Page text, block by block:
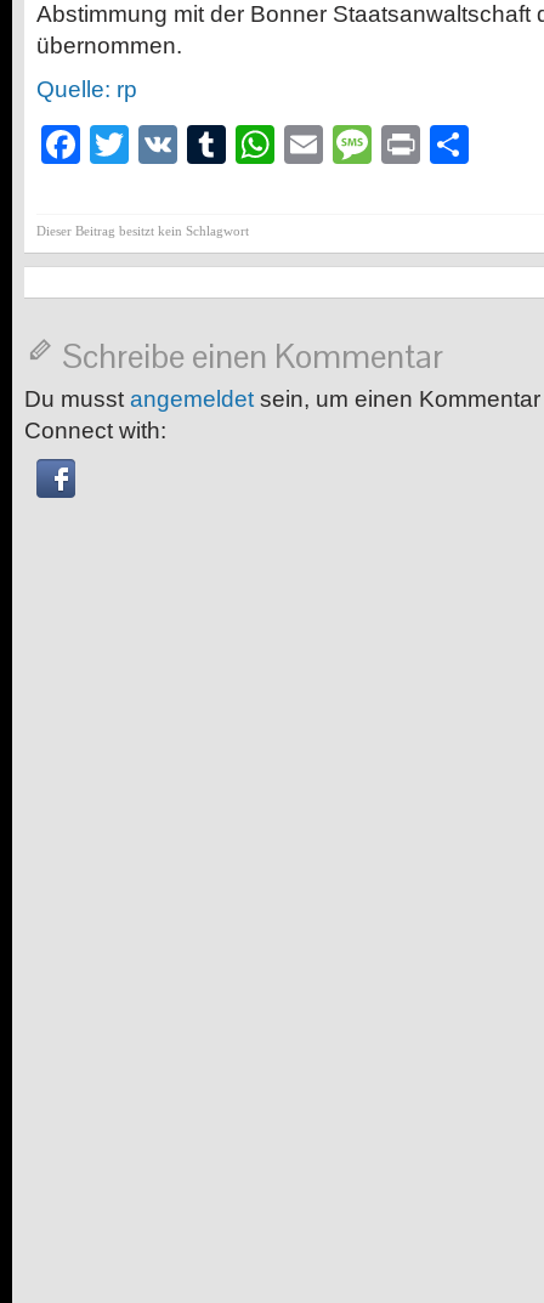
Abstimmung mit der Bonner Staatsanwaltschaft
übernommen.
Quelle: rp
Facebook
Twitter
VK Tumblr
WhatsApp
EmailMessage
Print
Dieser Beitrag besitzt kein Schlagwort
Schreibe einen Kommentar
Du musst angemeldet sein, um einen
Connect with: